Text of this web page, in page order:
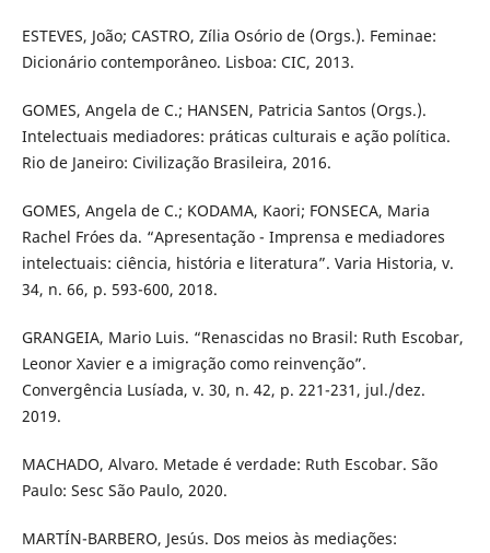
ESTEVES, João; CASTRO, Zília Osório de (Orgs.). Feminae:
Dicionário contemporâneo. Lisboa: CIC, 2013.
GOMES, Angela de C.; HANSEN, Patricia Santos (Orgs.).
Intelectuais mediadores: práticas culturais e ação política.
Rio de Janeiro: Civilização Brasileira, 2016.
GOMES, Angela de C.; KODAMA, Kaori; FONSECA, Maria
Rachel Fróes da. “Apresentação - Imprensa e mediadores
intelectuais: ciência, história e literatura”. Varia Historia, v.
34, n. 66, p. 593-600, 2018.
GRANGEIA, Mario Luis. “Renascidas no Brasil: Ruth Escobar,
Leonor Xavier e a imigração como reinvenção”.
Convergência Lusíada, v. 30, n. 42, p. 221-231, jul./dez.
2019.
MACHADO, Alvaro. Metade é verdade: Ruth Escobar. São
Paulo: Sesc São Paulo, 2020.
MARTÍN-BARBERO, Jesús. Dos meios às mediações: